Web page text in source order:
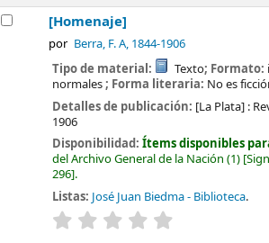
[Homenaje]
por Berra, F. A, 1844-1906
Tipo de material: Texto; Formato:
normales; Forma literaria: No es
Detalles de publicación: [La Plata] :
1906
Disponibilidad:Ítems disponibles
del Archivo General de la Nación (1)
296 .
Listas: José Juan Biedma - Biblioteca.
valoración